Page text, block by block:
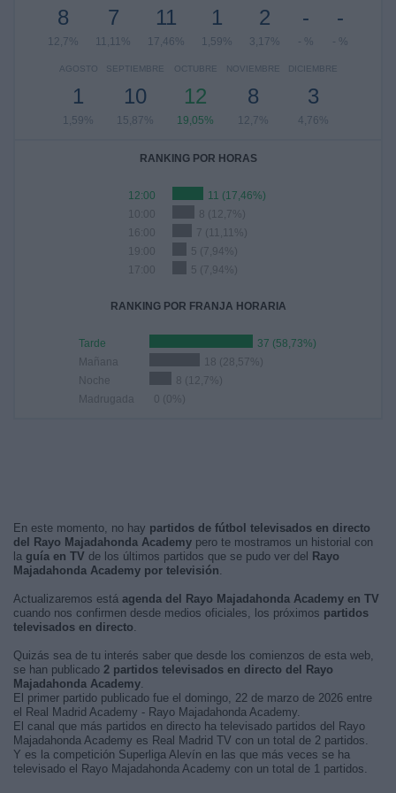
8
12,7%
7
11,11%
11
17,46%
1
1,59%
2
3,17%
-
- %
-
- %
AGOSTO
1
1,59%
SEPTIEMBRE
10
15,87%
OCTUBRE
12
19,05%
NOVIEMBRE
8
12,7%
DICIEMBRE
3
4,76%
RANKING POR HORAS
12:00
11 (17,46%)
8 (12,7%)
16:00
7 (11,11%)
19:00
5 (7,94%)
17:00
5 (7,94%)
RANKING POR FRANJA HORARIA
Tarde
37 (58,73%)
Mañana
18 (28,57%)
Noche
8 (12,7%)
Madrugada
0 (0%)
En este momento, no hay partidos de fútbol televisados en directo
del Rayo Majadahonda Academy pero te mostramos un historial con
la guía en TV de los últimos partidos que se pudo ver del
Rayo
Majadahonda Academy por televisión.
Actualizaremos está agenda del Rayo Majadahonda Academy en TV
cuando nos confirmen desde medios oficiales, los próximos partidos
televisados en directo.
Quizás sea de tu interés saber que desde los comienzos de esta web,
se han publicado 2 partidos televisados en directo del Rayo
Majadahonda Academy.
El primer partido publicado fue el domingo, 22 de marzo de 2026 entre
el Real Madrid Academy - Rayo Majadahonda Academy.
El canal que más partidos en directo ha televisado partidos del Rayo
Majadahonda Academy es Real Madrid TV con un total de 2 partidos.
Y es la competición Superliga Alevín en las que más veces se ha
televisado el Rayo Majadahonda Academy con un total de 1 partidos.